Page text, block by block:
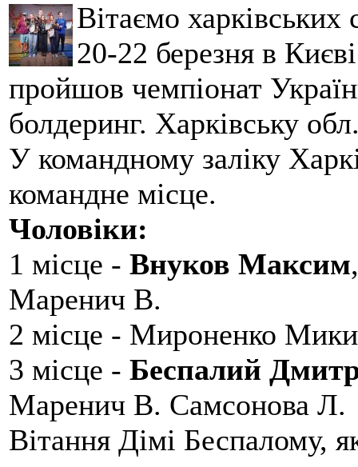
Вітаємо
20-22 березня в
пройшов чемпіонат
болдеринг. Харківську
У командному заліку
командне місце.
Чоловіки:
1 місце - Внуков Максим
Маренич В.
2 місце - Мироненко
3 місце - Беспалий
Маренич В. Самсонова Л.
Вітання Дімі Беспалому,